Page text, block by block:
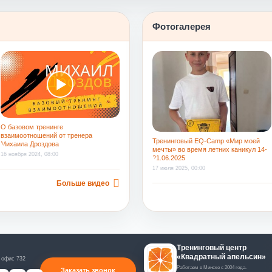
О базовом тренинге
взаимоотношений от тренера
Михаила Дроздова
16 ноября 2024, 08:00
Больше видео
Фотогалерея
Тренинговый EQ-Camp «Мир моей
мечты» во время летних каникул 14-
21.06.2025
17 июля 2025, 00:00
Тренинговый центр
«Квадратный апельсин»
Работаем в Минске с 2004 года.
Заказать звонок
732